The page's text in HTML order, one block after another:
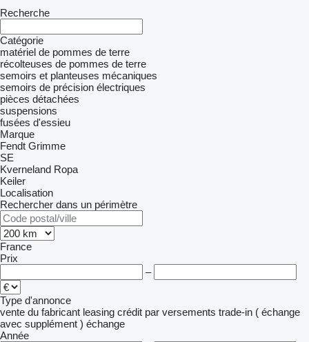
Recherche
Catégorie
matériel de pommes de terre
récolteuses de pommes de terre
semoirs et planteuses mécaniques
semoirs de précision électriques
pièces détachées
suspensions
fusées d'essieu
Marque
Fendt Grimme
SE
Kverneland Ropa
Keiler
Localisation
Rechercher dans un périmètre
France
Prix
–
Type d'annonce
vente du fabricant leasing crédit par versements trade-in ( échange
avec supplément ) échange
Année